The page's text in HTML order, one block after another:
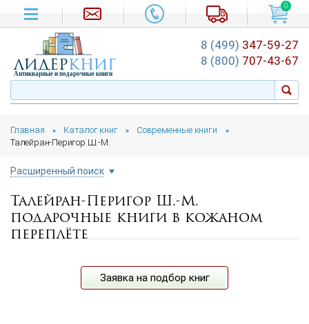
Главная » Каталог книг » Современные книги »
Талейран-Перигор Ш.-М.
Расширенный поиск
Цена руб.
от
до
Талейран-Перигор Ш.-М.
подарочные книги в кожаном
переплёте
Заявка на подбор книг
0
лидеркниг
Антикварные и подарочные книги
8 (499) 347-59-27
8 (800) 707-43-67